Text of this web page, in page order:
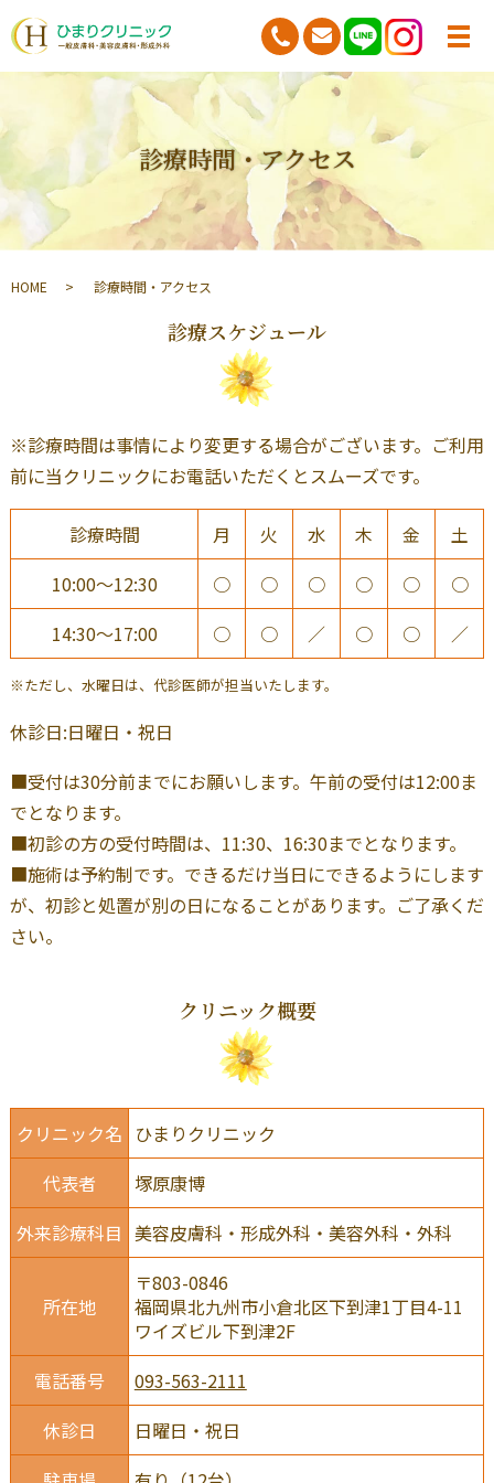
診療時間・アクセス
HOME 診療時間・アクセス
診療スケジュール
※診療時間は事情により変更する場合がございます。ご利用
前に当クリニックにお電話いただくとスムーズです。
診療時間 月 火 水 木 金
土
10:00～12:30
○ ○ ○ ○ ○
○
14:30～17:00
○ ○ ／ ○ ○ ／
※ただし、水曜日は、代診医師が担当いたします。
休診日:日曜日・祝日
■受付は30分前までにお願いします。午前の受付は12:00ま
でとなります。
■初診の方の受付時間は、11:30、16:30までとなります。
■施術は予約制です。できるだけ当日にできるようにします
が、初診と処置が別の日になることがあります。ご了承くだ
さい。
クリニック概要
クリニック名 ひまりクリニック
代表者
塚原康博
外来診療科目 美容皮膚科・形成外科・美容外科・外科
所在地
〒803-0846
福岡県北九州市小倉北区下到津1丁目4-11
ワイズビル下到津2F
電話番号
093-563-2111
休診日
日曜日・祝日